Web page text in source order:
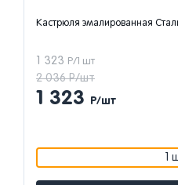
Кастрюля эмалированная
1 323 Р/1 шт
2 036 Р/шт
1 323 Р/шт
1